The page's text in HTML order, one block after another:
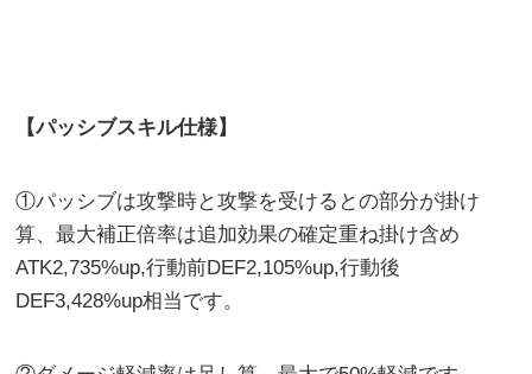
【パッシブスキル仕様】
①パッシブは攻撃時と攻撃を受けるとの部分が掛け
算、最大補正倍率は追加効果の確定重ね掛け含め
ATK2,735%up,行動前DEF2,105%up,行動後
DEF3,428%up相当です。